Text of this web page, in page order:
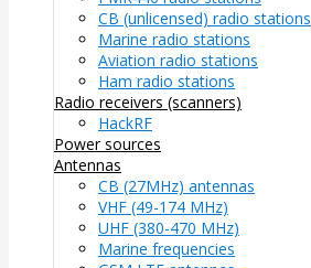
CB (unlicensed) radio stations
Marine radio stations
Aviation radio stations
Ham radio stations
Radio receivers (scanners)
HackRF
Power sources
Antennas
CB (27MHz) antennas
VHF (49-174 MHz)
UHF (380-470 MHz)
Marine frequencies